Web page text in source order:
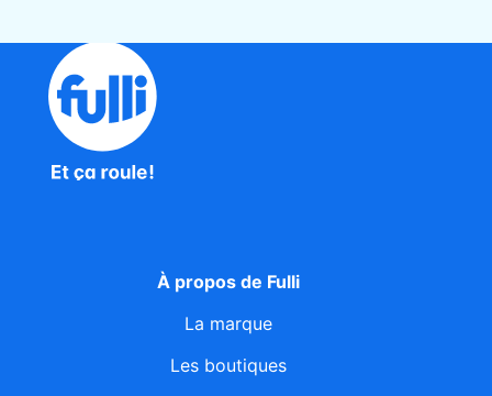
À propos de Fulli
La marque
Les boutiques